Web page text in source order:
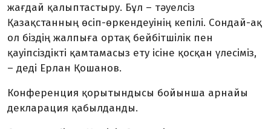
жағдай қалыптастыру. Бұл – тәуелсіз
Қазақстанның өсіп-өркендеуінің кепілі. Сондай-ақ
ол біздің жалпыға ортақ бейбітшілік пен
қауіпсіздікті қамтамасыз ету ісіне қосқан үлесіміз,
– деді Ерлан Қошанов.
Конференция қорытындысы бойынша арнайы
декларация қабылданды.